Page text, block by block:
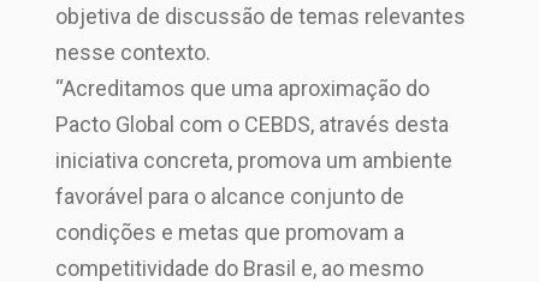
objetiva de discussão de temas relevantes
nesse contexto.
“Acreditamos que uma aproximação do
Pacto Global com o CEBDS, através desta
iniciativa concreta, promova um ambiente
favorável para o alcance conjunto de
condições e metas que promovam a
competitividade do Brasil e, ao mesmo